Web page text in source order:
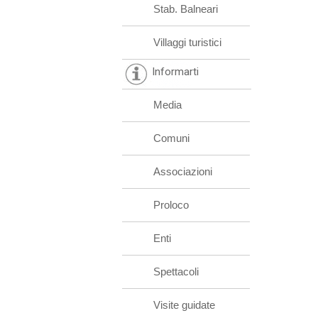
Stab. Balneari
Villaggi turistici
Informarti
Media
Comuni
Associazioni
Proloco
Enti
Spettacoli
Visite guidate